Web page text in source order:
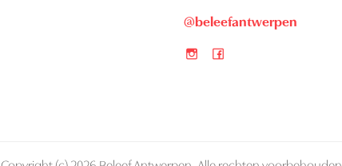
@beleefantwerpen